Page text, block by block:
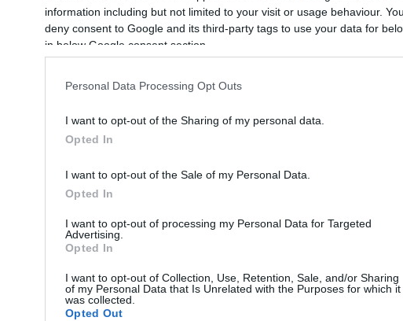
information including but not limited to your visit or usage behaviour.
deny consent to Google and its third-party tags to use your data for
in below Google consent section.
Personal Data Processing Opt Outs
I want to opt-out of the Sharing of my personal data.
Opted In
I want to opt-out of the Sale of my Personal Data.
Opted In
I want to opt-out of processing my Personal Data for Targeted
Advertising.
Opted In
I want to opt-out of Collection, Use, Retention, Sale, and/or Sharing
of my Personal Data that Is Unrelated with the Purposes for which it
was collected.
Opted Out